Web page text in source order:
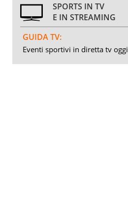
SPORTS IN TV
E IN STREAMING
GUIDA TV:
Eventi sportivi in diretta tv oggi